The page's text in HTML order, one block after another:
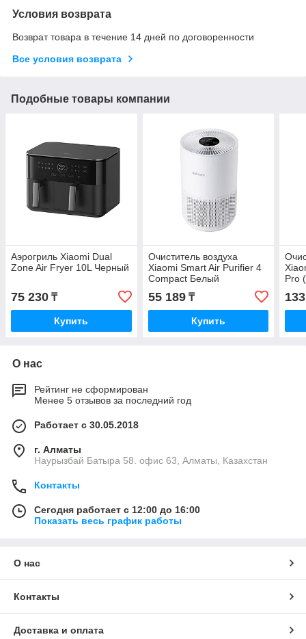
Условия возврата
Возврат товара в течение 14 дней по договоренности
Все условия возврата
Подобные товары компании
Аэрогриль Xiaomi Dual
Zone Air Fryer 10L Черный
75 230 ₸
Купить
Очиститель воздуха
Xiaomi Smart Air Purifier 4
Compact Белый
55 189₸
Купить
Pro
О нас
Рейтинг не сформирован
Менее 5 отзывов за последний год
Работает с 30.05.2018
г. Алматы
Наурызбай Батыра 58. офис 63, Алматы, Казахстан
Контакты
Сегодня работает с 12:00 до 16:00
Показать весь график работы
О нас
Контакты
Доставка и оплата